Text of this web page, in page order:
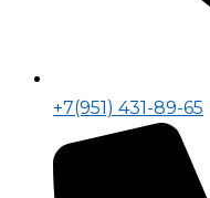
+7(951) 431-89-65